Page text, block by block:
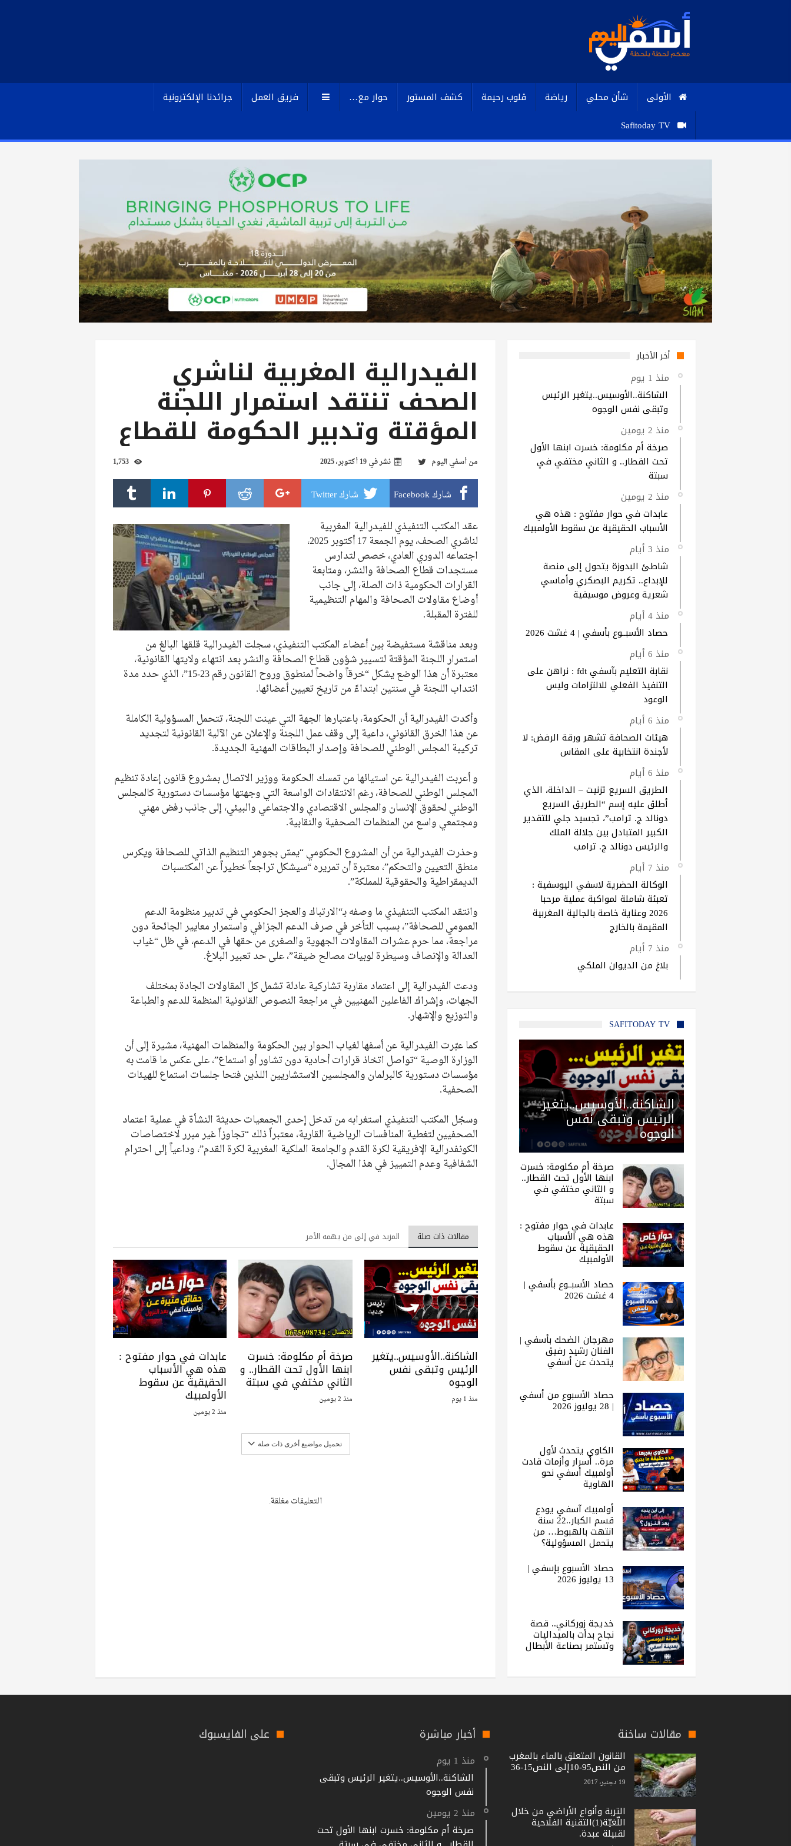
الأولى شأن محلي رياضة قلوب رحيمة كشف المستور حوار مع… فريق العمل
جرائدنا الإلكترونية
Safitoday TV
الفيدرالية المغربية لناشري
الصحف تنتقد استمرار اللجنة
المؤقتة وتدبير الحكومة للقطاع
منأسفي اليوم نشر في19 أكتوبر، 2025
شارك Facebook شارك Twitter
عقد المكتب التنفيذي للفيدرالية المغربية
لناشري الصحف، يوم الجمعة 17 أكتوبر 2025،
اجتماعه الدوري العادي، خصص لتدارس
مستجدات قطاع الصحافة والنشر، ومتابعة
القرارات الحكومية ذات الصلة، إلى جانب
أوضاع مقاولات الصحافة والمهام التنظيمية
للفترة المقبلة.
وبعد مناقشة مستفيضة بين أعضاء المكتب التنفيذي، سجلت الفيدرالية قلقها البالغ من
استمرار اللجنة المؤقتة لتسيير شؤون قطاع الصحافة والنشر بعد انتهاء ولايتها القانونية،
معتبرة أن هذا الوضع يشكل “خرقاً واضحاً لمنطوق وروح القانون رقم 23-15”، الذي حدد مدة
انتداب اللجنة في سنتين ابتداءً من تاريخ تعيين أعضائها.
وأكدت الفيدرالية أن الحكومة، باعتبارها الجهة التي عينت اللجنة، تتحمل المسؤولية الكاملة
عن هذا الخرق القانوني، داعية إلى وقف عمل اللجنة والإعلان عن الآلية القانونية لتجديد
تركيبة المجلس الوطني للصحافة وإصدار البطاقات المهنية الجديدة.
و أعربت الفيدرالية عن استيائها من تمسك الحكومة ووزير الاتصال بمشروع قانون إعادة تنظيم
المجلس الوطني للصحافة، رغم الانتقادات الواسعة التي وجهتها مؤسسات دستورية كالمجلس
الوطني لحقوق الإنسان والمجلس الاقتصادي والاجتماعي والبيئي، إلى جانب رفض مهني
ومجتمعي واسع من المنظمات الصحفية والنقابية.
وحذرت الفيدرالية من أن المشروع الحكومي “يمسّ بجوهر التنظيم الذاتي للصحافة ويكرس
منطق التعيين والتحكم”، معتبرة أن تمريره “سيشكل تراجعاً خطيراً عن المكتسبات
الديمقراطية والحقوقية للمملكة”.
وانتقد المكتب التنفيذي ما وصفه بـ“الارتباك والعجز الحكومي في تدبير منظومة الدعم
العمومي للصحافة”، بسبب التأخر في صرف الدعم الجزافي واستمرار معايير الجائحة دون
مراجعة، مما حرم عشرات المقاولات الجهوية والصغرى من حقها في الدعم، في ظل “غياب
العدالة والإنصاف وسيطرة لوبيات مصالح ضيقة”، على حد تعبير البلاغ.
ودعت الفيدرالية إلى اعتماد مقاربة تشاركية عادلة تشمل كل المقاولات الجادة بمختلف
الجهات، وإشراك الفاعلين المهنيين في مراجعة النصوص القانونية المنظمة للدعم والطباعة
والتوزيع والإشهار.
كما عبّرت الفيدرالية عن أسفها لغياب الحوار بين الحكومة والمنظمات المهنية، مشيرة إلى أن
الوزارة الوصية “تواصل اتخاذ قرارات أحادية دون تشاور أو استماع”، على عكس ما قامت به
مؤسسات دستورية كالبرلمان والمجلسين الاستشاريين اللذين فتحا جلسات استماع للهيئات
الصحفية.
وسجّل المكتب التنفيذي استغرابه من تدخل إحدى الجمعيات حديثة النشأة في عملية اعتماد
الصحفيين لتغطية المنافسات الرياضية القارية، معتبراً ذلك “تجاوزاً غير مبرر لاختصاصات
الكونفدرالية الإفريقية لكرة القدم والجامعة الملكية المغربية لكرة القدم”، وداعياً إلى احترام
الشفافية وعدم التمييز في هذا المجال.
مقالات ذات صلة المزيد في إلى من يهمه الأمر
الشاكنة..الأوسيس..يتغير
الرئيس وتبقى نفس
الوجوه
منذ 1 يوم
صرخة أم مكلومة: خسرت
ابنها الأول تحت القطار.. و
الثاني مختفي في سبتة
منذ 2 يومين
عابدات في حوار مفتوح :
هذه هي الأسباب
الحقيقية عن سقوط
الأولمبيك
منذ 2 يومين
تحميل مواضيع أخرى ذات صلة
التعليقات مغلقة.
أخر الأخبار
منذ 1 يوم
الشاكنة..الأوسيس..يتغير الرئيس
وتبقى نفس الوجوه
منذ 2 يومين
صرخة أم مكلومة: خسرت ابنها الأول
تحت القطار.. و الثاني مختفي في
سبتة
منذ 2 يومين
عابدات في حوار مفتوح : هذه هي
الأسباب الحقيقية عن سقوط الأولمبيك
منذ 3 أيام
شاطئ البدوزة يتحول إلى منصة
للإبداع.. تكريم البصكري وأماسي
شعرية وعروض موسيقية
منذ 4 أيام
حصاد الأسبــوع بأسفي | 4 غشت 2026
منذ 6 أيام
نقابة التعليم بآسفي fdt : نراهن على
التنفيذ الفعلي للالتزامات وليس
الوعود
منذ 6 أيام
هيئات الصحافة تشهر ورقة الرفض: لا
لأجندة انتخابية على المقاس
منذ 6 أيام
الطريق السريع تزنيت – الداخلة، الذي
أطلق عليه إسم “الطريق السريع
دونالد ج. ترامب”، تجسيد جلي للتقدير
الكبير المتبادل بين جلالة الملك
والرئيس دونالد ج. ترامب
منذ 7 أيام
الوكالة الحضرية لاسفي اليوسفية :
تعبئة شاملة لمواكبة عملية مرحبا
2026 وعناية خاصة بالجالية المغربية
المقيمة بالخارج
منذ 7 أيام
بلاغ من الديوان الملكي
SAFITODAY TV
الشاكنة..الأوسيس..يتغير
الرئيس وتبقى نفس
الوجوه
صرخة أم مكلومة: خسرت
ابنها الأول تحت القطار..
و الثاني مختفي في
سبتة
عابدات في حوار مفتوح :
هذه هي الأسباب
الحقيقية عن سقوط
الأولمبيك
حصاد الأسبــوع بأسفي |
4 غشت 2026
مهرجان الضحك بأسفي |
الفنان رشيد رفيق
يتحدث عن أسفي
حصاد الأسبوع من أسفي
| 28 يوليوز 2026
الكاوي يتحدث لأول
مرة.. أسرار وأزمات قادت
أولمبيك أسفي نحو
الهاوية
أولمبيك آسفي يودع
قسم الكبار..22 سنة
انتهت بالهبوط… من
يتحمل المسؤولية؟
حصاد الأسبوع بإسفي |
13 يوليوز 2026
خديجة زوركاني.. قصة
نجاح بدأت بالميداليات
وتستمر بصناعة الأبطال
مقالات ساخنة
القانون المتعلق بالماء بالمغرب
من النص95-10إلى النص15-36
19 دجنبر، 2017
التربة وأنواع الأراضي من خلال
اللّغيّة(1)التقنية الفلاحية
لقبيلة عبدة.
أخبار مباشرة
منذ 1 يوم
الشاكنة..الأوسيس..يتغير الرئيس وتبقى
نفس الوجوه
منذ 2 يومين
صرخة أم مكلومة: خسرت ابنها الأول تحت
على الفايسبوك